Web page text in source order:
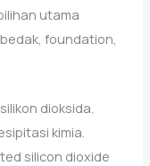
utama
foundation,
dioksida.
kimia.
silicon dioxide